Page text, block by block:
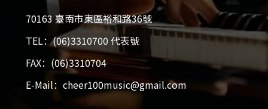
70163 臺南市東區裕和路36號
TEL：(06)3310700 代表號
FAX：(06)3310704
E-Mail：cheer100music@gmail.com